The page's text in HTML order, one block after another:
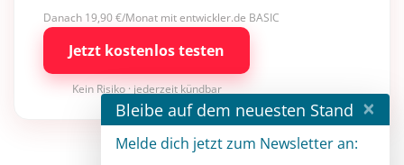
Danach 19,90 €/Monat mit entwickler.de BASIC
Jetzt kostenlos testen
Kein Risiko · jederzeit kündbar
Bleibe auf dem neuesten Stand ×
Melde dich jetzt zum Newsletter an: